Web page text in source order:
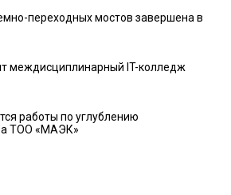
переходных мостов завершена в
междисциплинарный IT-колледж
работы по углублению
ТОО «МАЭК»